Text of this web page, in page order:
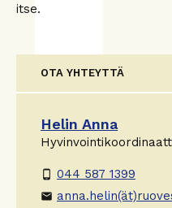
itse.
OTA YHTEYTTÄ
Helin Anna
phone_android 044 587 1399
email